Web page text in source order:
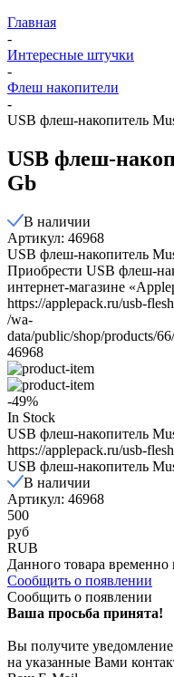
Главная
-
Интересные штучки
-
Флеш накопители
-
USB флеш-накопитель
USB флеш-
Gb
В наличии
Артикул: 46968
USB флеш-накопитель
Приобрести USB флеш-
интернет-магазине
https://applepack.ru/usb-
/wa-
data/public/shop/products/
46968
-49%
In Stock
USB флеш-накопитель
https://applepack.ru/usb-
USB флеш-накопитель
В наличии
Артикул: 46968
500
руб
RUB
Данного товара временно
Сообщить о появлении
Сообщить о появлении
Ваша просьба принята!
Вы получите
на указанные Вами